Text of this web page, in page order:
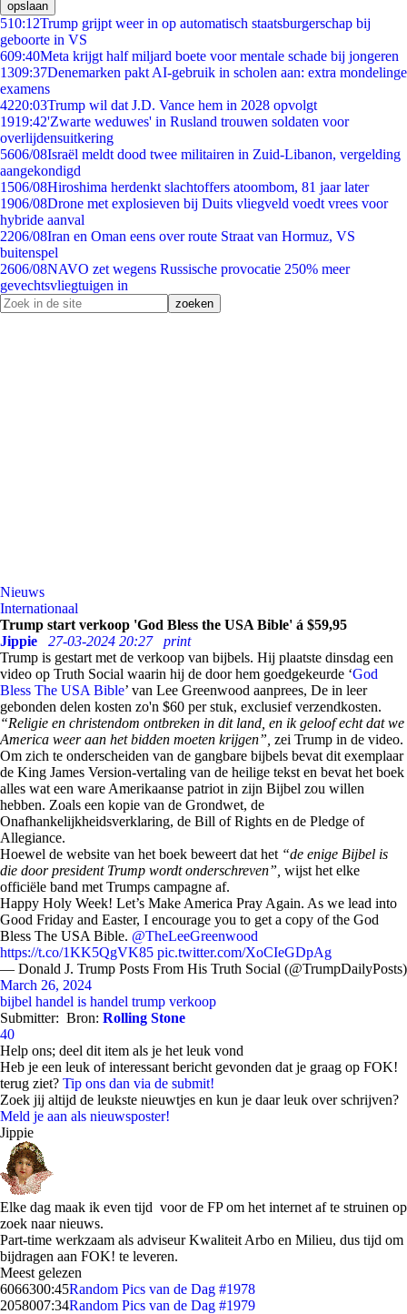
opslaan
510:12Trump grijpt weer in op automatisch staatsburgerschap bij
geboorte in VS
609:40Meta krijgt half miljard boete voor mentale schade bij jongeren
1309:37Denemarken pakt AI-gebruik in scholen aan: extra mondelinge
examens
4220:03Trump wil dat J.D. Vance hem in 2028 opvolgt
1919:42'Zwarte weduwes' in Rusland trouwen soldaten voor
overlijdensuitkering
5606/08Israël meldt dood twee militairen in Zuid-Libanon, vergelding
aangekondigd
1506/08Hiroshima herdenkt slachtoffers atoombom, 81 jaar later
1906/08Drone met explosieven bij Duits vliegveld voedt vrees voor
hybride aanval
2206/08Iran en Oman eens over route Straat van Hormuz, VS
buitenspel
2606/08NAVO zet wegens Russische provocatie 250% meer
gevechtsvliegtuigen in
Nieuws
Internationaal
Trump start verkoop 'God Bless the USA Bible' á $59,95
Jippie
27-03-2024 20:27
print
Trump is gestart met de verkoop van bijbels. Hij plaatste dinsdag een
video op Truth Social waarin hij de door hem goedgekeurde ‘God
Bless The USA Bible’ van Lee Greenwood aanprees, De in leer
gebonden delen kosten zo'n $60 per stuk, exclusief verzendkosten.
“Religie en christendom ontbreken in dit land, en ik geloof echt dat we
America weer aan het bidden moeten krijgen”, zei Trump in de video.
Om zich te onderscheiden van de gangbare bijbels bevat dit exemplaar
de King James Version-vertaling van de heilige tekst en bevat het boek
alles wat een ware Amerikaanse patriot in zijn Bijbel zou willen
hebben. Zoals een kopie van de Grondwet, de
Onafhankelijkheidsverklaring, de Bill of Rights en de Pledge of
Allegiance.
Hoewel de website van het boek beweert dat het “de enige Bijbel is
die door president Trump wordt onderschreven”, wijst het elke
officiële band met Trumps campagne af.
Happy Holy Week! Let’s Make America Pray Again. As we lead into
Good Friday and Easter, I encourage you to get a copy of the God
Bless The USA Bible. @TheLeeGreenwood
https://t.co/1KK5QgVK85 pic.twitter.com/XoCIeGDpAg
— Donald J. Trump Posts From His Truth Social (@TrumpDailyPosts)
March 26, 2024
bijbel handel is handel trump verkoop
Submitter: Bron: Rolling Stone
40
Help ons; deel dit item als je het leuk vond
Heb je een leuk of interessant bericht gevonden dat je graag op FOK!
terug ziet? Tip ons dan via de submit!
Zoek jij altijd de leukste nieuwtjes en kun je daar leuk over schrijven?
Meld je aan als nieuwsposter!
Jippie
Elke dag maak ik even tijd voor de FP om het internet af te struinen op
zoek naar nieuws.
Part-time werkzaam als adviseur Kwaliteit Arbo en Milieu, dus tijd om
bijdragen aan FOK! te leveren.
Meest gelezen
6066300:45Random Pics van de Dag #1978
2058007:34Random Pics van de Dag #1979